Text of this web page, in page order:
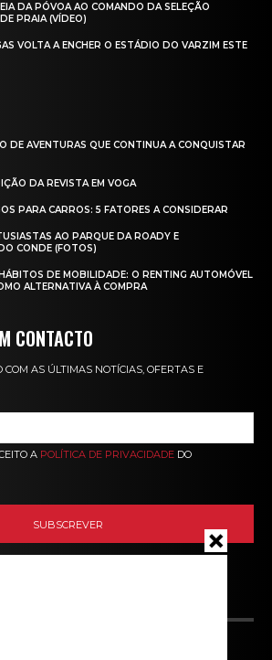
DA PÓVOA AO COMANDO DA SELEÇÃO
PRAIA (VÍDEO)
VOLTA A ENCHER O ESTÁDIO DO VARZIM ESTE
DE AVENTURAS QUE CONTINUA A CONQUISTAR
DA REVISTA EM VOGA
PARA CARROS: 5 FATORES A CONSIDERAR
AO PARQUE DA ROADY E
CONDE (FOTOS)
DE MOBILIDADE: O RENTING AUTOMÓVEL
ALTERNATIVA À COMPRA
CONTACTO
AS ÚLTIMAS NOTÍCIAS, OFERTAS E
A POLÍTICA DE PRIVACIDADE DO